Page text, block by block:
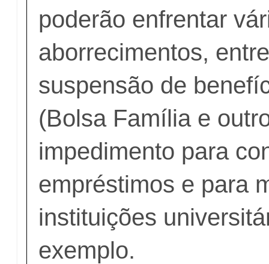
poderão enfrentar
aborrecimentos,
suspensão de
(Bolsa Família e
impedimento para
empréstimos e para
instituições
exemplo.